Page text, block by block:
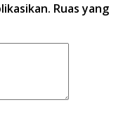
Ruas yang